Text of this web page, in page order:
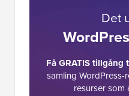
Det
Få GRATIS
samling
resurser som